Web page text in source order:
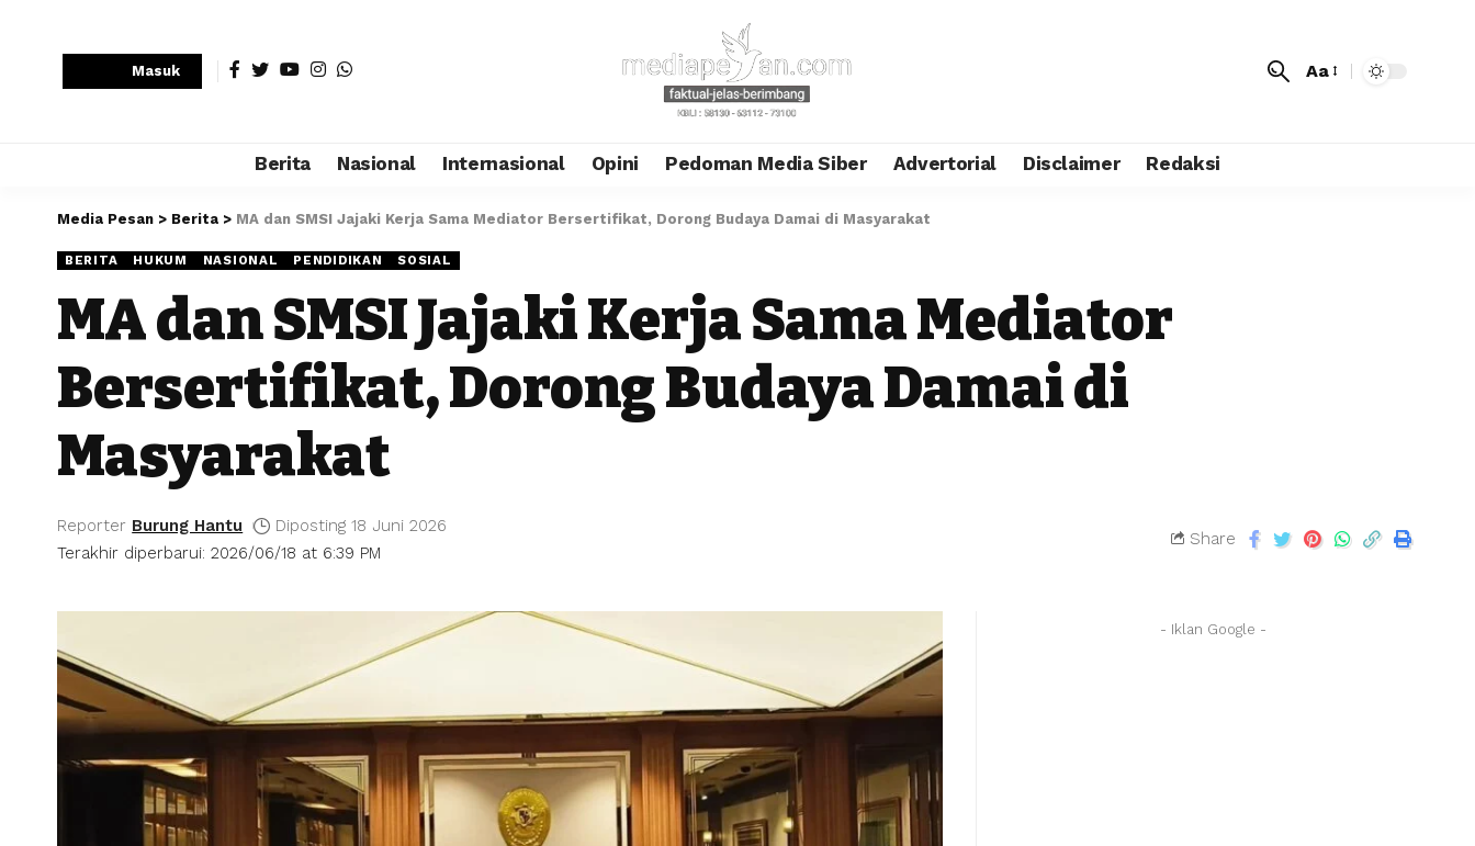
Masuk Aa
Berita Nasional Internasional Opini Pedoman Media Siber Advertorial Disclaimer Redaksi
Media Pesan > Berita > MA dan SMSI Jajaki Kerja Sama Mediator Bersertifikat, Dorong Budaya Damai di Masyarakat
BERITA HUKUM NASIONAL PENDIDIKAN SOSIAL
MA dan SMSI Jajaki Kerja Sama Mediator
Bersertifikat, Dorong Budaya Damai di
Masyarakat
Terakhir diperbarui: 2026/06/18 at 6:39 PM
Reporter Burung Hantu Diposting 18 Juni 2026
Share
- Iklan Google -